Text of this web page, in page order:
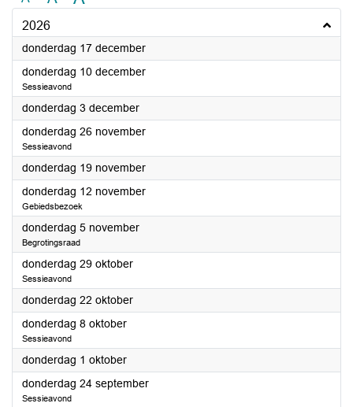
2026
donderdag 17 december2026
donderdag 10 december2026
Sessieavond
donderdag 3 december2026
donderdag 26 november2026
Sessieavond
donderdag 19 november2026
donderdag 12 november2026
Gebiedsbezoek
donderdag 5 november2026
Begrotingsraad
donderdag 29 oktober2026
Sessieavond
donderdag 22 oktober2026
donderdag 8 oktober2026
Sessieavond
donderdag 1 oktober2026
donderdag 24 september2026
Sessieavond